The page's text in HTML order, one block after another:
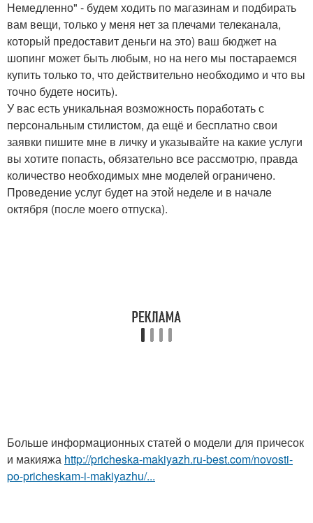
Немедленно" - будем ходить по магазинам и подбирать
вам вещи, только у меня нет за плечами телеканала,
который предоставит деньги на это) ваш бюджет на
шопинг может быть любым, но на него мы постараемся
купить только то, что действительно необходимо и что вы
точно будете носить).
У вас есть уникальная возможность поработать с
персональным стилистом, да ещё и бесплатно свои
заявки пишите мне в личку и указывайте на какие услуги
вы хотите попасть, обязательно все рассмотрю, правда
количество необходимых мне моделей ограничено.
Проведение услуг будет на этой неделе и в начале
октября (после моего отпуска).
Больше информационных статей о модели для причесок
и макияжа http://pricheska-makiyazh.ru-best.com/novosti-
po-pricheskam-i-makiyazhu/...